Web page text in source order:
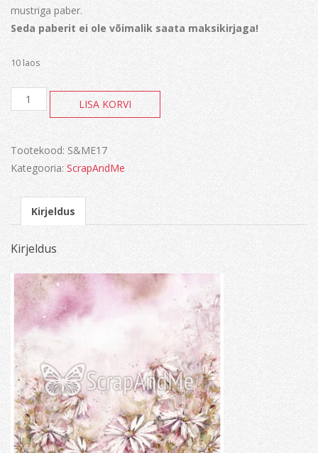
mustriga paber.
Seda paberit ei ole võimalik saata maksikirjaga!
10 laos
Watercolors
kogus
LISA KORVI
Tootekood: S&ME17
Kategooria: ScrapAndMe
Kirjeldus
Kirjeldus